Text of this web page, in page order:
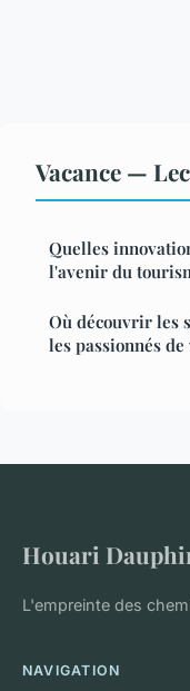
Vacance —
Quelles
l'avenir du
Où découvrir les
les passionnés de
Houari
L'empreinte des
NAVIGATION